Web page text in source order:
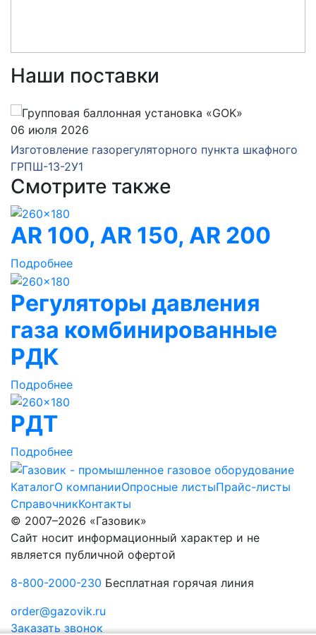
Наши поставки
06 июля 2026
Изготовление газорегуляторного пункта шкафного
ГРПШ-13-2У1
Смотрите также
AR 100, AR 150, AR 200
Подробнее
Регуляторы давления
газа комбинированные
РДК
Подробнее
РДТ
Подробнее
КаталогО компанииОпросные листыПрайс-листы
СправочникКонтакты
© 2007–2026 «Газовик»
Сайт носит информационный характер и не
является публичной офертой
8-800-2000-230 Бесплатная горячая линия
order@gazovik.ru
Заказать звонок